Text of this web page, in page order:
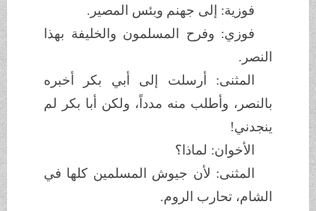
فوزية: إلى جهنم وبئس المصير.
فوزي: وفرح المسلمون والخليفة بهذا
النصر.
المثنى: أرسلت إلى أبي بكر أخبره
بالنصر، وأطلب منه مدداً، ولكن أبا بكر لم
ينجدني!
الأخوان: لماذا؟
المثنى: لأن جيوش المسلمين كلها في
الشام، تحارب الروم.